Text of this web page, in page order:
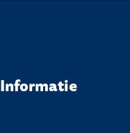
Informatie